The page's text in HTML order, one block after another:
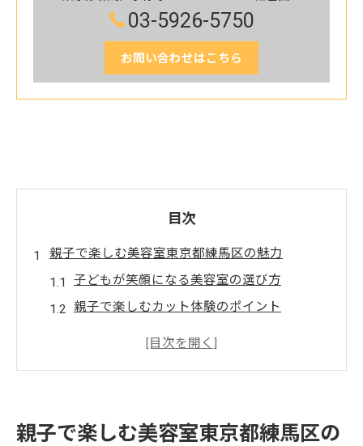
03-5926-5750
お問い合わせはこちら
目次
親子で楽しむ美容室東京都練馬区の魅力
子どもが笑顔になる美容室の選び方
親子で楽しむカット体験のポイント
東京都練馬区の美容室が提供するユニーク
美容室での親子の時間を充実させる方法
親子で楽しむ美容室東京都練馬区の